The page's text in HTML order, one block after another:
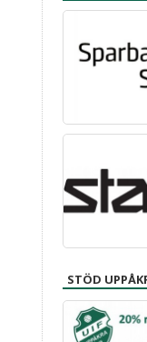
STÖD